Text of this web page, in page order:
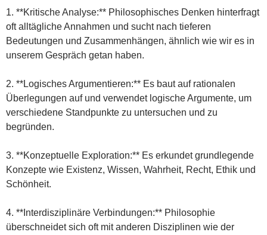
1. **Kritische Analyse:** Philosophisches Denken hinterfragt
oft alltägliche Annahmen und sucht nach tieferen
Bedeutungen und Zusammenhängen, ähnlich wie wir es in
unserem Gespräch getan haben.
2. **Logisches Argumentieren:** Es baut auf rationalen
Überlegungen auf und verwendet logische Argumente, um
verschiedene Standpunkte zu untersuchen und zu
begründen.
3. **Konzeptuelle Exploration:** Es erkundet grundlegende
Konzepte wie Existenz, Wissen, Wahrheit, Recht, Ethik und
Schönheit.
4. **Interdisziplinäre Verbindungen:** Philosophie
überschneidet sich oft mit anderen Disziplinen wie der